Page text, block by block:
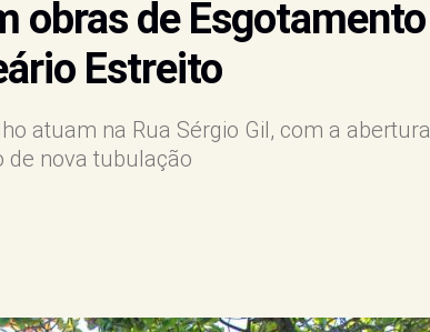
obras de Esgotamento
Estreito
atuam na Rua Sérgio Gil, com a abertura
de nova tubulação